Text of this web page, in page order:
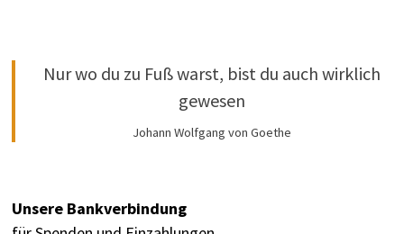
Nur wo du zu Fuß warst, bist du auch wirklich
gewesen
Johann Wolfgang von Goethe
Unsere Bankverbindung